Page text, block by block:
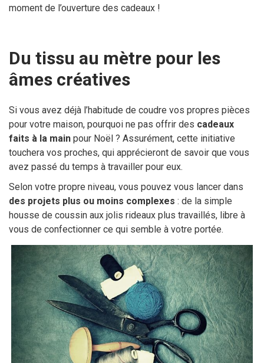
moment de l’ouverture des cadeaux !
Du tissu au mètre pour les
âmes créatives
Si vous avez déjà l’habitude de coudre vos propres pièces
pour votre maison, pourquoi ne pas offrir des cadeaux
faits à la main pour Noël ? Assurément, cette initiative
touchera vos proches, qui apprécieront de savoir que vous
avez passé du temps à travailler pour eux.
Selon votre propre niveau, vous pouvez vous lancer dans
des projets plus ou moins complexes : de la simple
housse de coussin aux jolis rideaux plus travaillés, libre à
vous de confectionner ce qui semble à votre portée.